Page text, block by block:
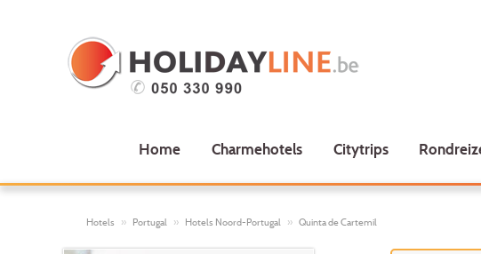
Home Charmehotels Citytrips
Hotels Portugal Hotels Noord-Portugal Quinta de Cartemil